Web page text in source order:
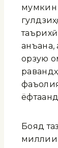
мумкин
анъана,
орзую
Бояд
миллии